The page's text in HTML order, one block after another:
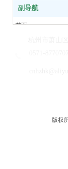
副导航
首页
版权